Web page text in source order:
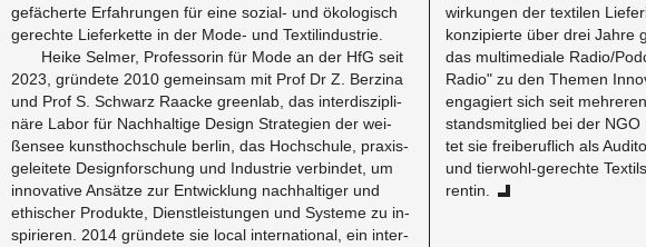
ge­fä­cher­te Er­fah­run­gen für eine so­zi­al- und öko­lo­gisch
ge­rech­te Lie­fer­ket­te in der Mode- und Tex­til­in­dus­trie.
Heike Sel­mer, Pro­fes­so­rin für Mode an der HfG seit
2023, grün­de­te 2010 ge­mein­sam mit Prof Dr Z. Ber­zi­na
und Prof S. Schwarz Raa­cke green­lab, das in­ter­dis­zi­pli­
nä­re Labor für Nach­hal­ti­ge De­sign Stra­te­gi­en der wei­
ßen­see kunst­hoch­schu­le ber­lin, das Hoch­schu­le, pra­xis­
ge­lei­te­te De­si­gn­for­schung und In­dus­trie ver­bin­det, um
in­no­va­ti­ve An­sät­ze zur Ent­wick­lung nach­hal­ti­ger und
ethi­scher Pro­duk­te, Dienst­leis­tun­gen und Sys­te­me zu in­
spi­rie­ren. 2014 grün­de­te sie local in­ter­na­tio­nal, ein in­ter­
wir­kun­gen der tex­ti­len
kon­zi­pier­te über drei Jahre
das mul­ti­me­dia­le Radio/
Radio" zu den The­men
en­ga­giert sich seit
stands­mit­glied bei der
tet sie frei­be­ruf­lich als
und tier­wohl-ge­rech­te
ren­tin.